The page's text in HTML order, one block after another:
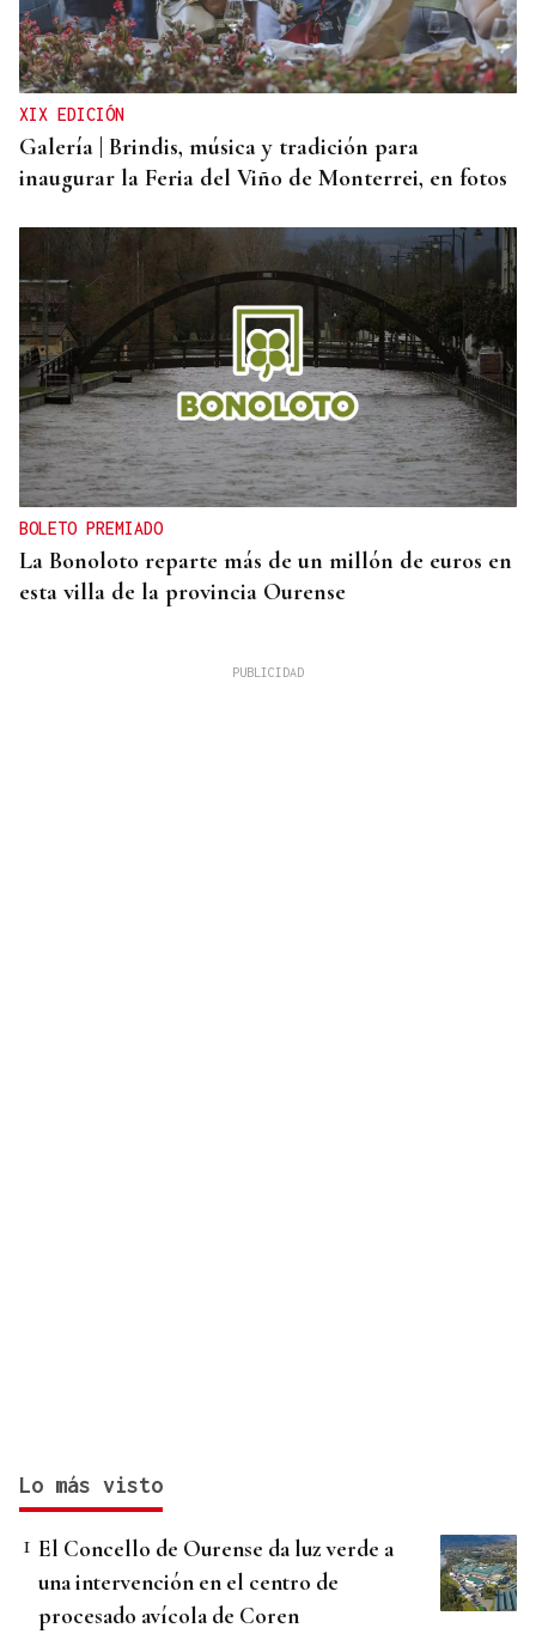
XIX EDICIÓN
Galería | Brindis, música y tradición para
inaugurar la Feria del Viño de Monterrei, en fotos
BOLETO PREMIADO
La Bonoloto reparte más de un millón de euros en
esta villa de la provincia Ourense
Lo más visto
El Concello de Ourense da luz verde a
una intervención en el centro de
procesado avícola de Coren